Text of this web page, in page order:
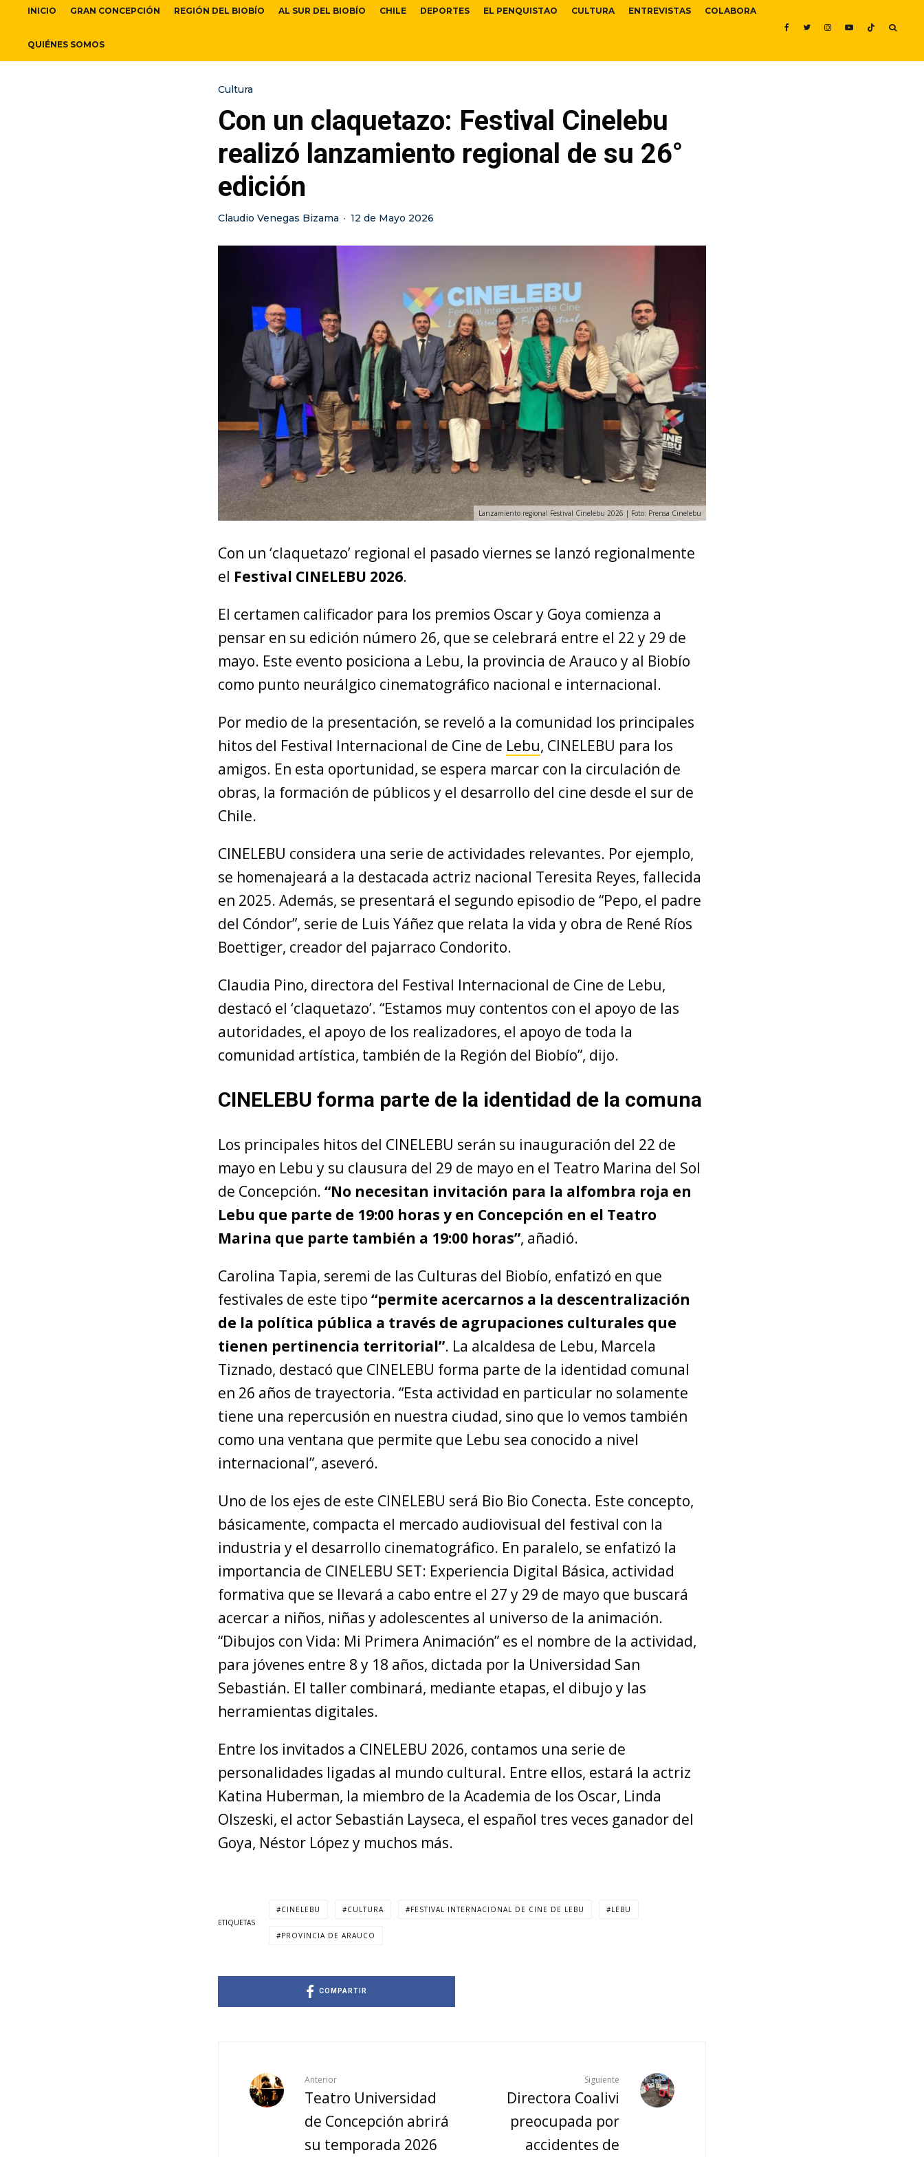
INICIO GRAN CONCEPCIÓN REGIÓN DEL BIOBÍO AL SUR DEL BIOBÍO CHILE DEPORTES EL PENQUISTAO CULTURA ENTREVISTAS COLABORA
QUIÉNES SOMOS
Cultura
Con un claquetazo: Festival Cinelebu
realizó lanzamiento regional de su 26°
edición
Claudio Venegas Bizama · 12 de Mayo 2026
Lanzamiento regional Festival Cinelebu 2026 | Foto: Prensa Cinelebu
Con un ‘claquetazo’ regional el pasado viernes se lanzó regionalmente
el Festival CINELEBU 2026.
El certamen calificador para los premios Oscar y Goya comienza a
pensar en su edición número 26, que se celebrará entre el 22 y 29 de
mayo. Este evento posiciona a Lebu, la provincia de Arauco y al Biobío
como punto neurálgico cinematográfico nacional e internacional.
Por medio de la presentación, se reveló a la comunidad los principales
hitos del Festival Internacional de Cine de Lebu, CINELEBU para los
amigos. En esta oportunidad, se espera marcar con la circulación de
obras, la formación de públicos y el desarrollo del cine desde el sur de
Chile.
CINELEBU considera una serie de actividades relevantes. Por ejemplo,
se homenajeará a la destacada actriz nacional Teresita Reyes, fallecida
en 2025. Además, se presentará el segundo episodio de “Pepo, el padre
del Cóndor”, serie de Luis Yáñez que relata la vida y obra de René Ríos
Boettiger, creador del pajarraco Condorito.
Claudia Pino, directora del Festival Internacional de Cine de Lebu,
destacó el ‘claquetazo’. “Estamos muy contentos con el apoyo de las
autoridades, el apoyo de los realizadores, el apoyo de toda la
comunidad artística, también de la Región del Biobío”, dijo.
CINELEBU forma parte de la identidad de la comuna
Los principales hitos del CINELEBU serán su inauguración del 22 de
mayo en Lebu y su clausura del 29 de mayo en el Teatro Marina del Sol
de Concepción. “No necesitan invitación para la alfombra roja en
Lebu que parte de 19:00 horas y en Concepción en el Teatro
Marina que parte también a 19:00 horas”, añadió.
Carolina Tapia, seremi de las Culturas del Biobío, enfatizó en que
festivales de este tipo “permite acercarnos a la descentralización
de la política pública a través de agrupaciones culturales que
tienen pertinencia territorial”. La alcaldesa de Lebu, Marcela
Tiznado, destacó que CINELEBU forma parte de la identidad comunal
en 26 años de trayectoria. “Esta actividad en particular no solamente
tiene una repercusión en nuestra ciudad, sino que lo vemos también
como una ventana que permite que Lebu sea conocido a nivel
internacional”, aseveró.
Uno de los ejes de este CINELEBU será Bio Bio Conecta. Este concepto,
básicamente, compacta el mercado audiovisual del festival con la
industria y el desarrollo cinematográfico. En paralelo, se enfatizó la
importancia de CINELEBU SET: Experiencia Digital Básica, actividad
formativa que se llevará a cabo entre el 27 y 29 de mayo que buscará
acercar a niños, niñas y adolescentes al universo de la animación.
“Dibujos con Vida: Mi Primera Animación” es el nombre de la actividad,
para jóvenes entre 8 y 18 años, dictada por la Universidad San
Sebastián. El taller combinará, mediante etapas, el dibujo y las
herramientas digitales.
Entre los invitados a CINELEBU 2026, contamos una serie de
personalidades ligadas al mundo cultural. Entre ellos, estará la actriz
Katina Huberman, la miembro de la Academia de los Oscar, Linda
Olszeski, el actor Sebastián Layseca, el español tres veces ganador del
Goya, Néstor López y muchos más.
ETIQUETAS
CINELEBU CULTURA FESTIVAL INTERNACIONAL DE CINE DE LEBU LEBU
PROVINCIA DE ARAUCO
COMPARTIR
Anterior
Teatro Universidad
de Concepción abrirá
su temporada 2026
Siguiente
Directora Coalivi
preocupada por
accidentes de